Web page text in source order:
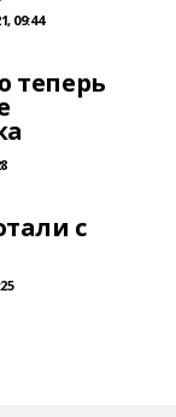
09:44
теперь
с